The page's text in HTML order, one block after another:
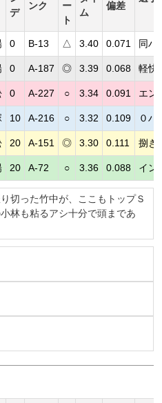
デ
ンク
ー
ト
ム
偏差
0 B-13 △ 3.40 0.071 同ハ
0 A-187 ◎ 3.39 0.068 軽快
0 A-227 ○ 3.34 0.091 エン
10 A-216 ○ 3.32 0.109 ０ハ
20 A-151 ◎ 3.30 0.111 捌き
20 A-72 ○ 3.36 0.088 イン
切った竹中が、ここもトップＳ
林も粘るアシ十分で頭まであ